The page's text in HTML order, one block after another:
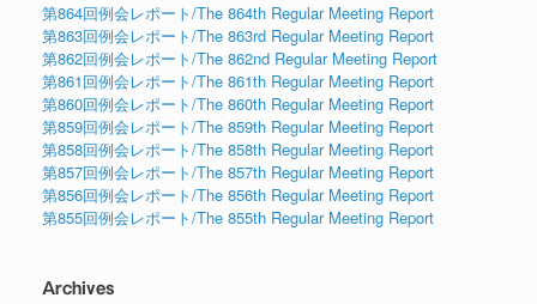
第864回例会レポート/The 864th Regular Meeting Report
第863回例会レポート/The 863rd Regular Meeting Report
第862回例会レポート/The 862nd Regular Meeting Report
第861回例会レポート/The 861th Regular Meeting Report
第860回例会レポート/The 860th Regular Meeting Report
第859回例会レポート/The 859th Regular Meeting Report
第858回例会レポート/The 858th Regular Meeting Report
第857回例会レポート/The 857th Regular Meeting Report
第856回例会レポート/The 856th Regular Meeting Report
第855回例会レポート/The 855th Regular Meeting Report
Archives